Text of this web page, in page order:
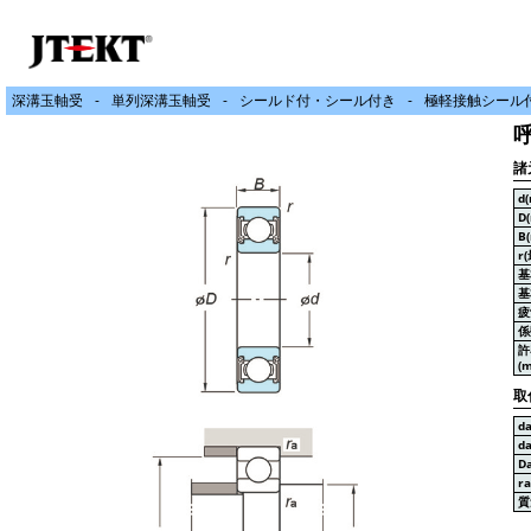
深溝玉軸受 単列深溝玉軸受 シールド付・シール付き 極軽接触シール
諸
r(
取